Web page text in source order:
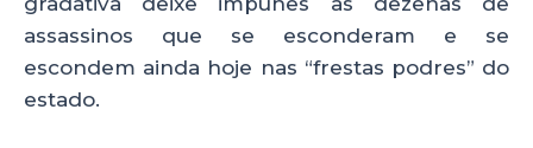
assassinos que se esconderam e se
escondem ainda hoje nas “frestas podres” do
estado.